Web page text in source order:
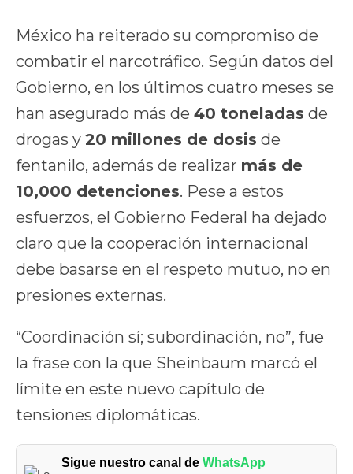
México ha reiterado su compromiso de
combatir el narcotráfico. Según datos del
Gobierno, en los últimos cuatro meses se
han asegurado más de 40 toneladas de
drogas y 20 millones de dosis de
fentanilo, además de realizar más de
10,000 detenciones. Pese a estos
esfuerzos, el Gobierno Federal ha dejado
claro que la cooperación internacional
debe basarse en el respeto mutuo, no en
presiones externas.
“Coordinación sí; subordinación, no”, fue
la frase con la que Sheinbaum marcó el
límite en este nuevo capítulo de
tensiones diplomáticas.
Sigue nuestro canal deWhatsApp